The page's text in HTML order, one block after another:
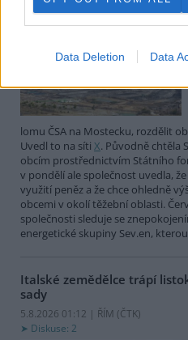
Data Deletion Data
obcím podle původní dohody
5.8.2026 01:29 (ČTK)
lomu ČSA na Mostecku, rozdělit
Uvedl to na síti X. Původně chtěla
obcím prostřednictvím Státního
v pondělí ale společnost uvedla,
využití peněz a že chce ohledně
obcemi v okolí těžební oblasti.
společnosti sleduje se
energetické skupiny Sev.en,
Italské zemědělce trápí
sady
5.8.2026 01:12 | ŘÍM (ČTK)
Diskuse: 2